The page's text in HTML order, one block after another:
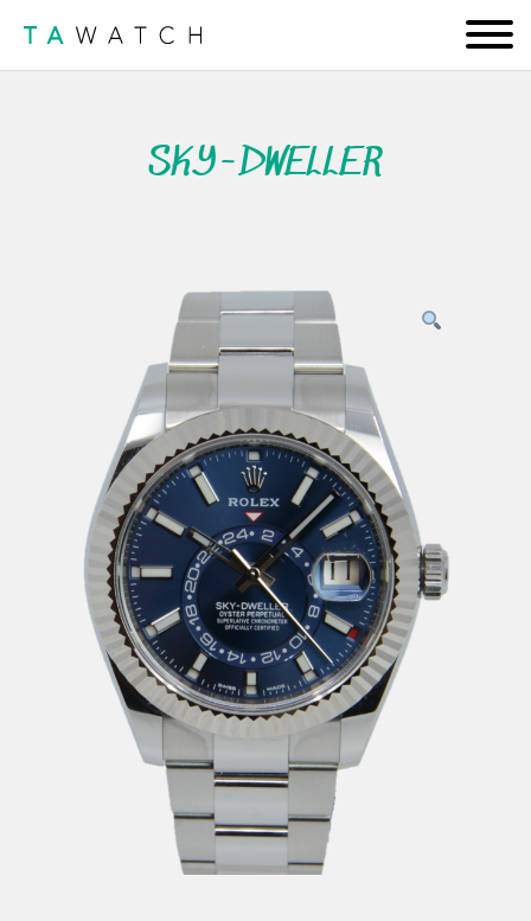
SKY-DWELLER